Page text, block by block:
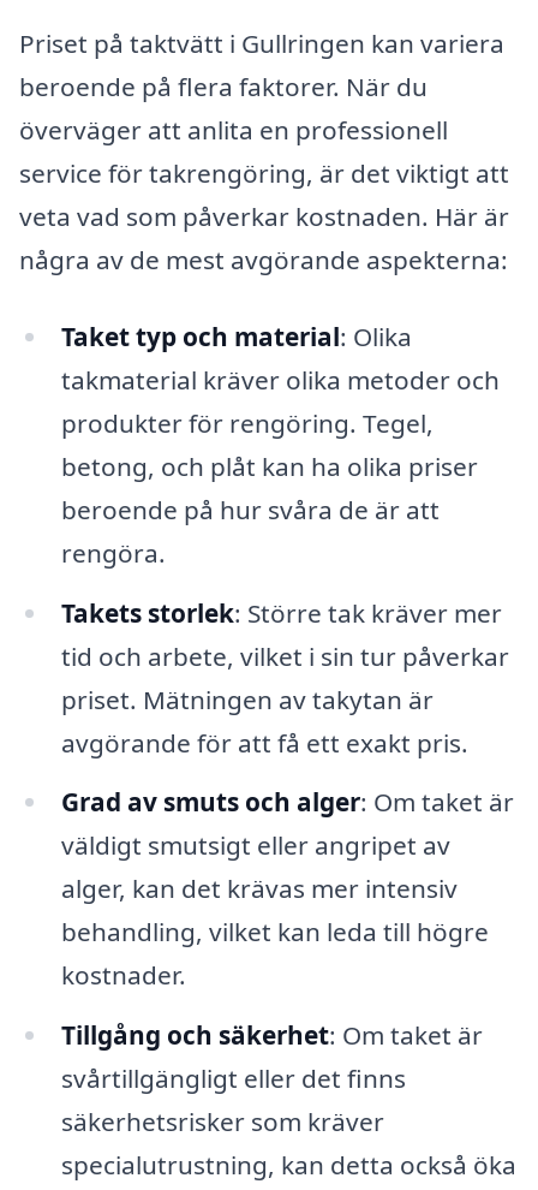
Priset på taktvätt i Gullringen kan variera
beroende på flera faktorer. När du
överväger att anlita en professionell
service för takrengöring, är det viktigt att
veta vad som påverkar kostnaden. Här är
några av de mest avgörande aspekterna:
Taket typ och material: Olika
takmaterial kräver olika metoder och
produkter för rengöring. Tegel,
betong, och plåt kan ha olika priser
beroende på hur svåra de är att
rengöra.
Takets storlek: Större tak kräver mer
tid och arbete, vilket i sin tur påverkar
priset. Mätningen av takytan är
avgörande för att få ett exakt pris.
Grad av smuts och alger: Om taket är
väldigt smutsigt eller angripet av
alger, kan det krävas mer intensiv
behandling, vilket kan leda till högre
kostnader.
Tillgång och säkerhet: Om taket är
svårtillgängligt eller det finns
säkerhetsrisker som kräver
specialutrustning, kan detta också öka